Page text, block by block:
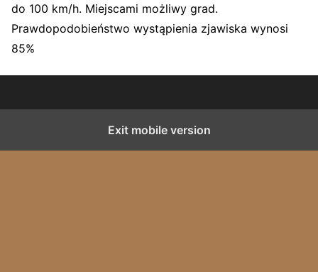
do 100 km/h. Miejscami możliwy grad.
Prawdopodobieństwo wystąpienia zjawiska wynosi
85%
Exit mobile version